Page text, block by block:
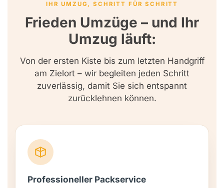
IHR UMZUG, SCHRITT FÜR SCHRITT
Frieden Umzüge – und Ihr
Umzug läuft:
Von der ersten Kiste bis zum letzten Handgriff
am Zielort – wir begleiten jeden Schritt
zuverlässig, damit Sie sich entspannt
zurücklehnen können.
Professioneller Packservice